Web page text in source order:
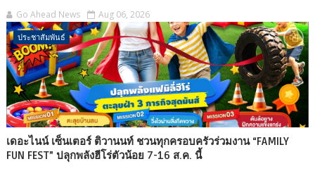
Go Ahead News Aug 06, 2026
ประชาสัมพันธ์
เดอะไนน์ เซ็นเตอร์ ติวานนท์ ชวนทุกครอบครัวร่วมงาน “FAMILY
FUN FEST” ปลุกพลังฮีโร่ตัวน้อย 7-16 ส.ค. นี้